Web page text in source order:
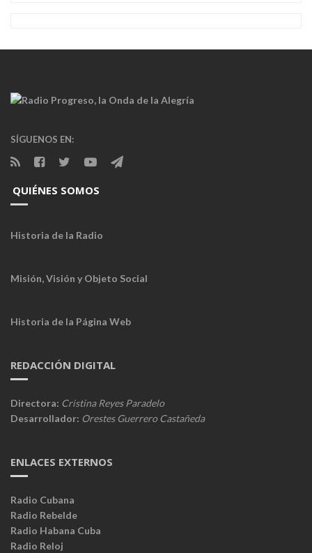
SÍGUENOS EN:
QUIÉNES SOMOS
Historia de la Radio
Misión, Visión y Objeto Social
Historia de la Página Web
REDACCIÓN DIGITAL
Directora: Cristina Reyes Paradelo
Desarrollador: Orestes Guerrero Castañeda
ENLACES EXTERNOS
Radio Cubana
Radio Rebelde
Radio Habana Cuba
Radio Reloj